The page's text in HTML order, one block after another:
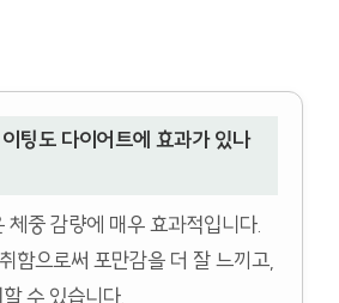
팅도 다이어트에 효과가 있나
체중 감량에 매우 효과적입니다.
함으로써 포만감을 더 잘 느끼고,
수 있습니다.